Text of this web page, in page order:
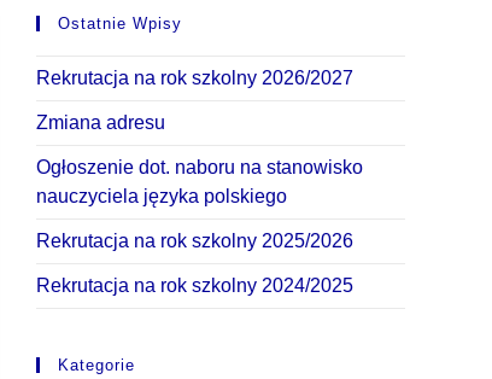
Ostatnie Wpisy
Rekrutacja na rok szkolny 2026/2027
Zmiana adresu
Ogłoszenie dot. naboru na stanowisko
nauczyciela języka polskiego
Rekrutacja na rok szkolny 2025/2026
Rekrutacja na rok szkolny 2024/2025
Kategorie